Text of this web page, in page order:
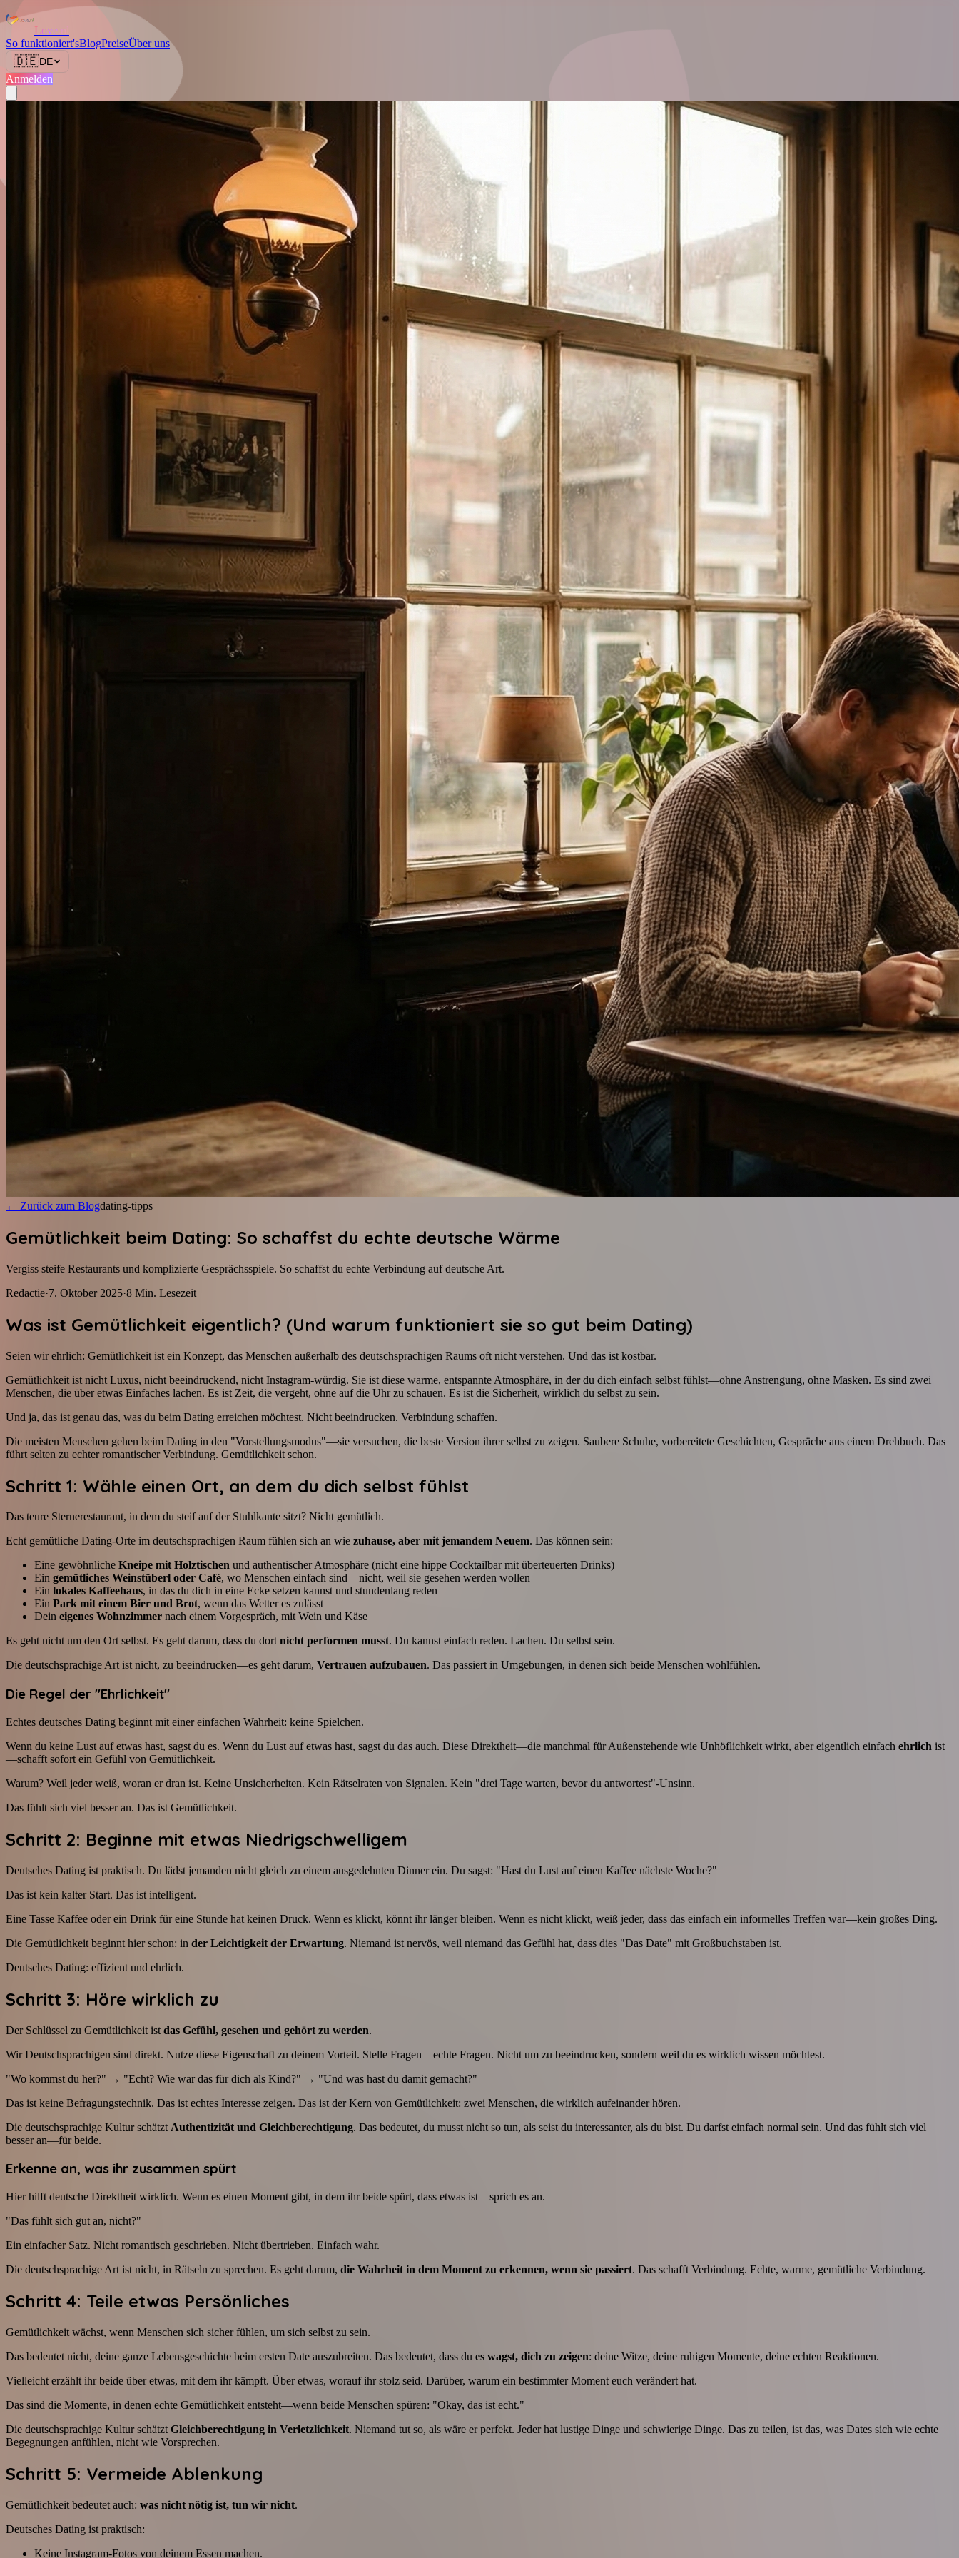
Love.nl
So funktioniert'sBlogPreiseÜber uns
🇩🇪DE
Anmelden
← Zurück zum Blogdating-tipps
Gemütlichkeit beim Dating: So schaffst du echte deutsche Wärme
Vergiss steife Restaurants und komplizierte Gesprächsspiele. So schaffst du echte Verbindung auf deutsche Art.
Redactie·7. Oktober 2025·8 Min. Lesezeit
Was ist Gemütlichkeit eigentlich? (Und warum funktioniert sie so gut beim Dating)
Seien wir ehrlich: Gemütlichkeit ist ein Konzept, das Menschen außerhalb des deutschsprachigen Raums oft nicht verstehen. Und das ist kostbar.
Gemütlichkeit ist nicht Luxus, nicht beeindruckend, nicht Instagram-würdig. Sie ist diese warme, entspannte Atmosphäre, in der du dich einfach selbst fühlst—ohne Anstrengung, ohne Masken. Es sind zwei
Menschen, die über etwas Einfaches lachen. Es ist Zeit, die vergeht, ohne auf die Uhr zu schauen. Es ist die Sicherheit, wirklich du selbst zu sein.
Und ja, das ist genau das, was du beim Dating erreichen möchtest. Nicht beeindrucken. Verbindung schaffen.
Die meisten Menschen gehen beim Dating in den "Vorstellungsmodus"—sie versuchen, die beste Version ihrer selbst zu zeigen. Saubere Schuhe, vorbereitete Geschichten, Gespräche aus einem Drehbuch. Das
führt selten zu echter romantischer Verbindung. Gemütlichkeit schon.
Schritt 1: Wähle einen Ort, an dem du dich selbst fühlst
Das teure Sternerestaurant, in dem du steif auf der Stuhlkante sitzt? Nicht gemütlich.
Echt gemütliche Dating-Orte im deutschsprachigen Raum fühlen sich an wie zuhause, aber mit jemandem Neuem. Das können sein:
Eine gewöhnliche Kneipe mit Holztischen und authentischer Atmosphäre (nicht eine hippe Cocktailbar mit überteuerten Drinks)
Ein gemütliches Weinstüberl oder Café, wo Menschen einfach sind—nicht, weil sie gesehen werden wollen
Ein lokales Kaffeehaus, in das du dich in eine Ecke setzen kannst und stundenlang reden
Ein Park mit einem Bier und Brot, wenn das Wetter es zulässt
Dein eigenes Wohnzimmer nach einem Vorgespräch, mit Wein und Käse
Es geht nicht um den Ort selbst. Es geht darum, dass du dortnicht performen musst. Du kannst einfach reden. Lachen. Du selbst sein.
Die deutschsprachige Art ist nicht, zu beeindrucken—es geht darum, Vertrauen aufzubauen. Das passiert in Umgebungen, in denen sich beide Menschen wohlfühlen.
Die Regel der "Ehrlichkeit"
Echtes deutsches Dating beginnt mit einer einfachen Wahrheit: keine Spielchen.
Wenn du keine Lust auf etwas hast, sagst du es. Wenn du Lust auf etwas hast, sagst du das auch. Diese Direktheit—die manchmal für Außenstehende wie Unhöflichkeit wirkt, aber eigentlich einfach ehrlich ist
—schafft sofort ein Gefühl von Gemütlichkeit.
Warum? Weil jeder weiß, woran er dran ist. Keine Unsicherheiten. Kein Rätselraten von Signalen. Kein "drei Tage warten, bevor du antwortest"-Unsinn.
Das fühlt sich viel besser an. Das ist Gemütlichkeit.
Schritt 2: Beginne mit etwas Niedrigschwelligem
Deutsches Dating ist praktisch. Du lädst jemanden nicht gleich zu einem ausgedehnten Dinner ein. Du sagst: "Hast du Lust auf einen Kaffee nächste Woche?"
Das ist kein kalter Start. Das ist intelligent.
Eine Tasse Kaffee oder ein Drink für eine Stunde hat keinen Druck. Wenn es klickt, könnt ihr länger bleiben. Wenn es nicht klickt, weiß jeder, dass das einfach ein informelles Treffen war—kein großes Ding.
Die Gemütlichkeit beginnt hier schon: in der Leichtigkeit der Erwartung. Niemand ist nervös, weil niemand das Gefühl hat, dass dies "Das Date" mit Großbuchstaben ist.
Deutsches Dating: effizient und ehrlich.
Schritt 3: Höre wirklich zu
Der Schlüssel zu Gemütlichkeit ist das Gefühl, gesehen und gehört zu werden.
Wir Deutschsprachigen sind direkt. Nutze diese Eigenschaft zu deinem Vorteil. Stelle Fragen—echte Fragen. Nicht um zu beeindrucken, sondern weil du es wirklich wissen möchtest.
"Wo kommst du her?" → "Echt? Wie war das für dich als Kind?" → "Und was hast du damit gemacht?"
Das ist keine Befragungstechnik. Das ist echtes Interesse zeigen. Das ist der Kern von Gemütlichkeit: zwei Menschen, die wirklich aufeinander hören.
Die deutschsprachige Kultur schätzt Authentizität und Gleichberechtigung. Das bedeutet, du musst nicht so tun, als seist du interessanter, als du bist. Du darfst einfach normal sein. Und das fühlt sich viel
besser an—für beide.
Erkenne an, was ihr zusammen spürt
Hier hilft deutsche Direktheit wirklich. Wenn es einen Moment gibt, in dem ihr beide spürt, dass etwas ist—sprich es an.
"Das fühlt sich gut an, nicht?"
Ein einfacher Satz. Nicht romantisch geschrieben. Nicht übertrieben. Einfach wahr.
Die deutschsprachige Art ist nicht, in Rätseln zu sprechen. Es geht darum, die Wahrheit in dem Moment zu erkennen, wenn sie passiert. Das schafft Verbindung. Echte, warme, gemütliche Verbindung.
Schritt 4: Teile etwas Persönliches
Gemütlichkeit wächst, wenn Menschen sich sicher fühlen, um sich selbst zu sein.
Das bedeutet nicht, deine ganze Lebensgeschichte beim ersten Date auszubreiten. Das bedeutet, dass du es wagst, dich zu zeigen: deine Witze, deine ruhigen Momente, deine echten Reaktionen.
Vielleicht erzählt ihr beide über etwas, mit dem ihr kämpft. Über etwas, worauf ihr stolz seid. Darüber, warum ein bestimmter Moment euch verändert hat.
Das sind die Momente, in denen echte Gemütlichkeit entsteht—wenn beide Menschen spüren: "Okay, das ist echt."
Die deutschsprachige Kultur schätzt Gleichberechtigung in Verletzlichkeit. Niemand tut so, als wäre er perfekt. Jeder hat lustige Dinge und schwierige Dinge. Das zu teilen, ist das, was Dates sich wie echte
Begegnungen anfühlen, nicht wie Vorsprechen.
Schritt 5: Vermeide Ablenkung
Gemütlichkeit bedeutet auch: was nicht nötig ist, tun wir nicht.
Deutsches Dating ist praktisch:
Keine Instagram-Fotos von deinem Essen machen.